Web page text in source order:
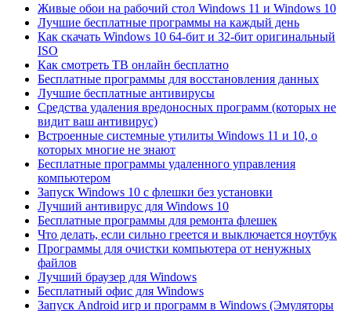
Живые обои на рабочий стол Windows 11 и Windows 10
Лучшие бесплатные программы на каждый день
Как скачать Windows 10 64-бит и 32-бит оригинальный
ISO
Как смотреть ТВ онлайн бесплатно
Бесплатные программы для восстановления данных
Лучшие бесплатные антивирусы
Средства удаления вредоносных программ (которых не
видит ваш антивирус)
Встроенные системные утилиты Windows 11 и 10, о
которых многие не знают
Бесплатные программы удаленного управления
компьютером
Запуск Windows 10 с флешки без установки
Лучший антивирус для Windows 10
Бесплатные программы для ремонта флешек
Что делать, если сильно греется и выключается ноутбук
Программы для очистки компьютера от ненужных
файлов
Лучший браузер для Windows
Бесплатный офис для Windows
Запуск Android игр и программ в Windows (Эмуляторы